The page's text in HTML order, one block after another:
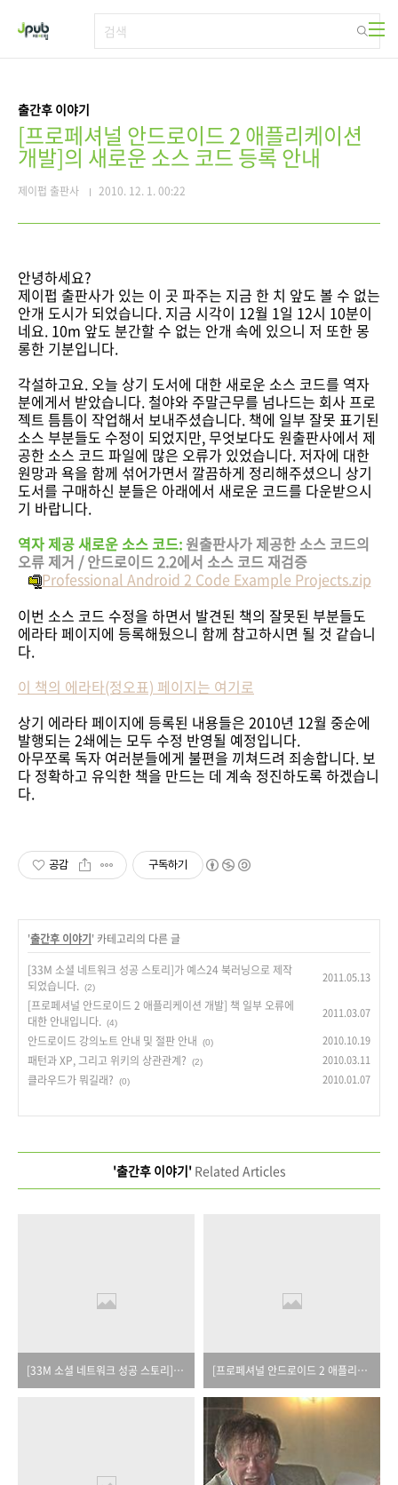
출간후 이야기
[프로페셔널 안드로이드 2 애플리케이션
개발]의 새로운 소스 코드 등록 안내
제이펍 출판사 2010. 12. 1. 00:22
안녕하세요?
제이펍 출판사가 있는 이 곳 파주는 지금 한 치 앞도 볼 수 없는
안개 도시가 되었습니다. 지금 시각이 12월 1일 12시 10분이
네요. 10m 앞도 분간할 수 없는 안개 속에 있으니 저 또한 몽
롱한 기분입니다.
각설하고요. 오늘 상기 도서에 대한 새로운 소스 코드를 역자
분에게서 받았습니다. 철야와 주말근무를 넘나드는 회사 프로
젝트 틈틈이 작업해서 보내주셨습니다. 책에 일부 잘못 표기된
소스 부분들도 수정이 되었지만, 무엇보다도 원출판사에서 제
공한 소스 코드 파일에 많은 오류가 있었습니다. 저자에 대한
원망과 욕을 함께 섞어가면서 깔끔하게 정리해주셨으니 상기
도서를 구매하신 분들은 아래에서 새로운 코드를 다운받으시
기 바랍니다.
역자 제공 새로운 소스 코드: 원출판사가 제공한 소스 코드의
오류 제거 / 안드로이드 2.2에서 소스 코드 재검증
Professional Android 2 Code Example Projects.zip
이번 소스 코드 수정을 하면서 발견된 책의 잘못된 부분들도
에라타 페이지에 등록해뒀으니 함께 참고하시면 될 것 같습니
다.
이 책의 에라타(정오표) 페이지는 여기로
상기 에라타 페이지에 등록된 내용들은 2010년 12월 중순에
발행되는 2쇄에는 모두 수정 반영될 예정입니다.
아무쪼록 독자 여러분들에게 불편을 끼쳐드려 죄송합니다. 보
다 정확하고 유익한 책을 만드는 데 계속 정진하도록 하겠습니
다.
공감 구독하기
'출간후 이야기' 카테고리의 다른 글
[33M 소셜 네트워크 성공 스토리]가 예스24 북러닝으로 제작
되었습니다. (2)
2011.05.13
[프로페셔널 안드로이드 2 애플리케이션 개발] 책 일부 오류에
대한 안내입니다. (4)
2011.03.07
안드로이드 강의노트 안내 및 절판 안내 (0) 2010.10.19
패턴과 XP, 그리고 위키의 상관관계? (2) 2010.03.11
클라우드가 뭐길래? (0) 2010.01.07
'출간후 이야기'Related Articles
[33M 소셜 네트워크 성공 스토리]가 예스24 북러닝으로 제작되었습니다. [프로페셔널 안드로이드 2 애플리케이션 개발] 책 일부 오류에 대한 안내입니다.